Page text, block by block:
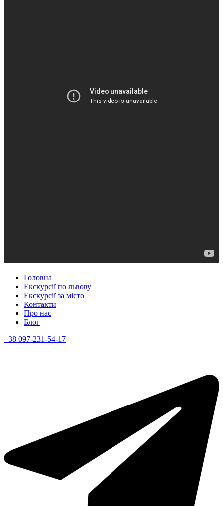
Головна
Екскурсії по львову
Екскурсії за місто
Контакти
Про нас
Блог
+38 097-231-54-17